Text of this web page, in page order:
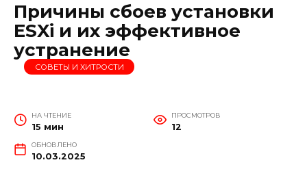
Причины сбоев установки
ESXi и их эффективное
устранение
СОВЕТЫ И ХИТРОСТИ
НА ЧТЕНИЕ
15 мин
ПРОСМОТРОВ
12
ОБНОВЛЕНО
10.03.2025